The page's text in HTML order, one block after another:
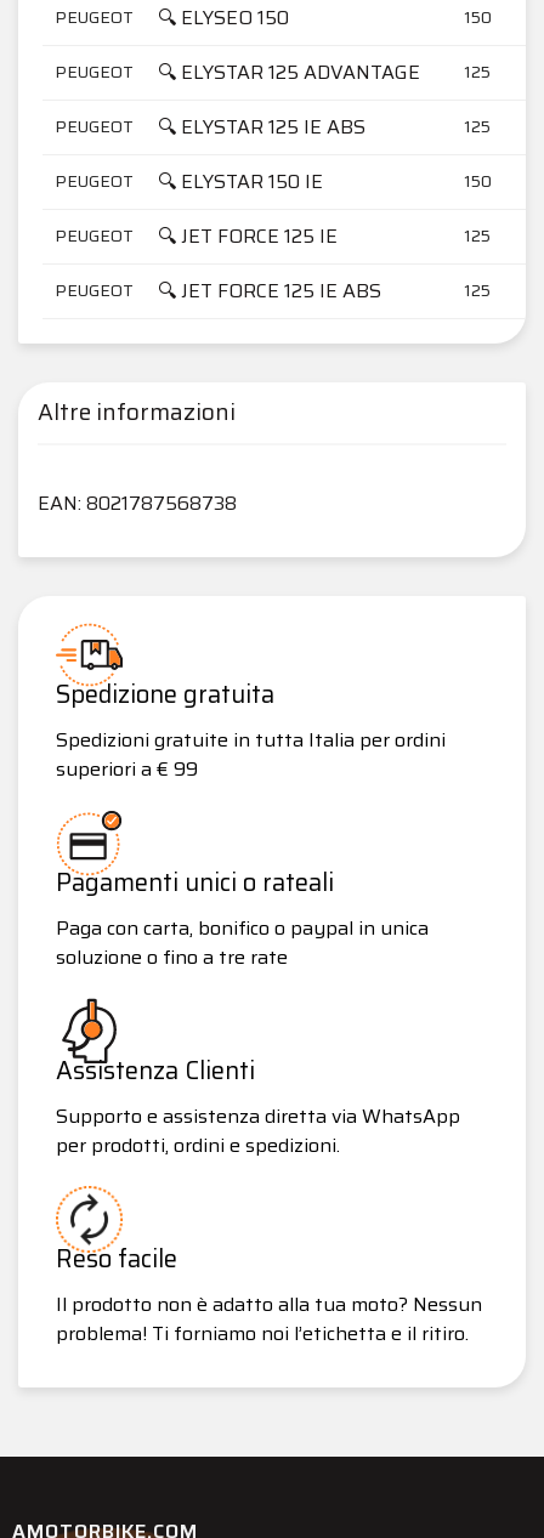
PEUGEOT 🔍 ELYSEO 150 150
PEUGEOT 🔍 ELYSTAR 125 ADVANTAGE 125
PEUGEOT 🔍 ELYSTAR 125 IE ABS 125
PEUGEOT 🔍 ELYSTAR 150 IE 150
PEUGEOT 🔍 JET FORCE 125 IE 125
PEUGEOT 🔍 JET FORCE 125 IE ABS 125
Altre informazioni
EAN: 8021787568738
Spedizione gratuita
Spedizioni gratuite in tutta Italia per ordini
superiori a € 99
Pagamenti unici o rateali
Paga con carta, bonifico o paypal in unica
soluzione o fino a tre rate
Assistenza Clienti
Supporto e assistenza diretta via WhatsApp
per prodotti, ordini e spedizioni.
Reso facile
Il prodotto non è adatto alla tua moto? Nessun
problema! Ti forniamo noi l’etichetta e il ritiro.
AMOTORBIKE.COM